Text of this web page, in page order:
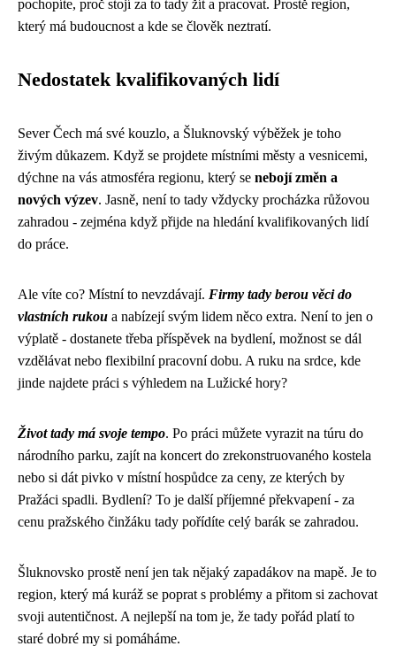
pochopíte, proč stojí za to tady žít a pracovat. Prostě region,
který má budoucnost a kde se člověk neztratí.
Nedostatek kvalifikovaných lidí
Sever Čech má své kouzlo, a Šluknovský výběžek je toho
živým důkazem. Když se projdete místními městy a vesnicemi,
dýchne na vás atmosféra regionu, který se nebojí změn a
nových výzev. Jasně, není to tady vždycky procházka růžovou
zahradou - zejména když přijde na hledání kvalifikovaných lidí
do práce.
Ale víte co? Místní to nevzdávají. Firmy tady berou věci do
vlastních rukou a nabízejí svým lidem něco extra. Není to jen o
výplatě - dostanete třeba příspěvek na bydlení, možnost se dál
vzdělávat nebo flexibilní pracovní dobu. A ruku na srdce, kde
jinde najdete práci s výhledem na Lužické hory?
Život tady má svoje tempo. Po práci můžete vyrazit na túru do
národního parku, zajít na koncert do zrekonstruovaného kostela
nebo si dát pivko v místní hospůdce za ceny, ze kterých by
Pražáci spadli. Bydlení? To je další příjemné překvapení - za
cenu pražského činžáku tady pořídíte celý barák se zahradou.
Šluknovsko prostě není jen tak nějaký zapadákov na mapě. Je to
region, který má kuráž se poprat s problémy a přitom si zachovat
svoji autentičnost. A nejlepší na tom je, že tady pořád platí to
staré dobré my si pomáháme.